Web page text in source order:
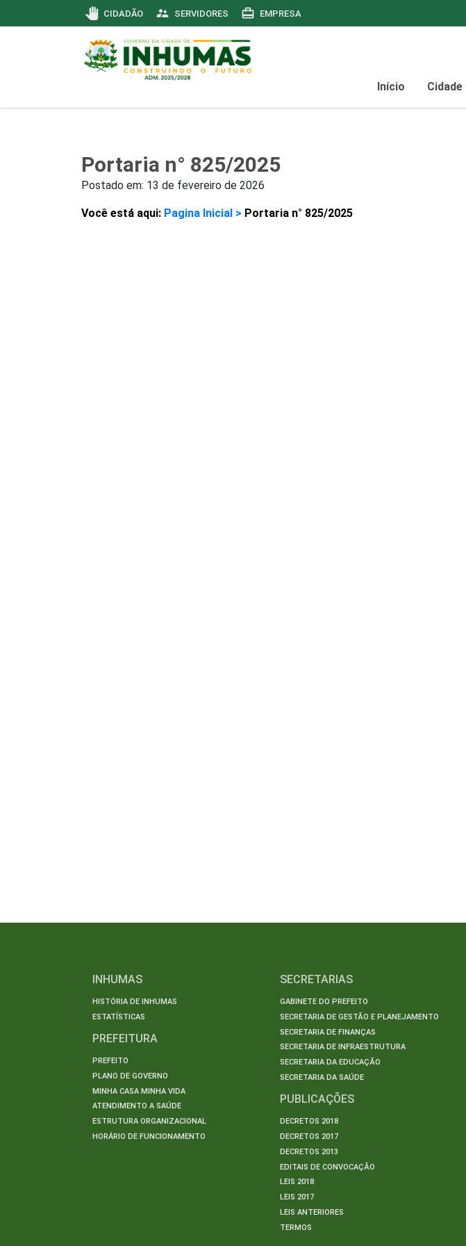
pan_tool CIDADÃO supervisor_account SERVIDORES card_travel EMPRESA
Início Cidade
Portaria n° 825/2025
Postado em: 13 de fevereiro de 2026
Você está aqui: Pagina Inicial > Portaria n° 825/2025
INHUMAS
HISTÓRIA DE INHUMAS
ESTATÍSTICAS
PREFEITURA
PREFEITO
PLANO DE GOVERNO
MINHA CASA MINHA VIDA
ATENDIMENTO A SAÚDE
ESTRUTURA ORGANIZACIONAL
HORÁRIO DE FUNCIONAMENTO
SECRETARIAS
GABINETE DO PREFEITO
SECRETARIA DE GESTÃO E PLANEJAMENTO
SECRETARIA DE FINANÇAS
SECRETARIA DE INFRAESTRUTURA
SECRETARIA DA EDUCAÇÃO
SECRETARIA DA SAÚDE
PUBLICAÇÕES
DECRETOS 2018
DECRETOS 2017
DECRETOS 2013
EDITAIS DE CONVOCAÇÃO
LEIS 2018
LEIS 2017
LEIS ANTERIORES
TERMOS